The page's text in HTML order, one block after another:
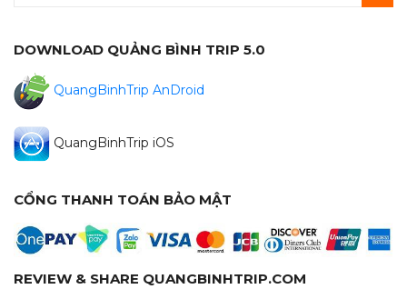
DOWNLOAD QUẢNG BÌNH TRIP 5.0
QuangBinhTrip AnDroid
QuangBinhTrip iOS
CỔNG THANH TOÁN BẢO MẬT
REVIEW & SHARE QUANGBINHTRIP.COM